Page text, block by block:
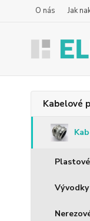
O nás Jak
Kabelové